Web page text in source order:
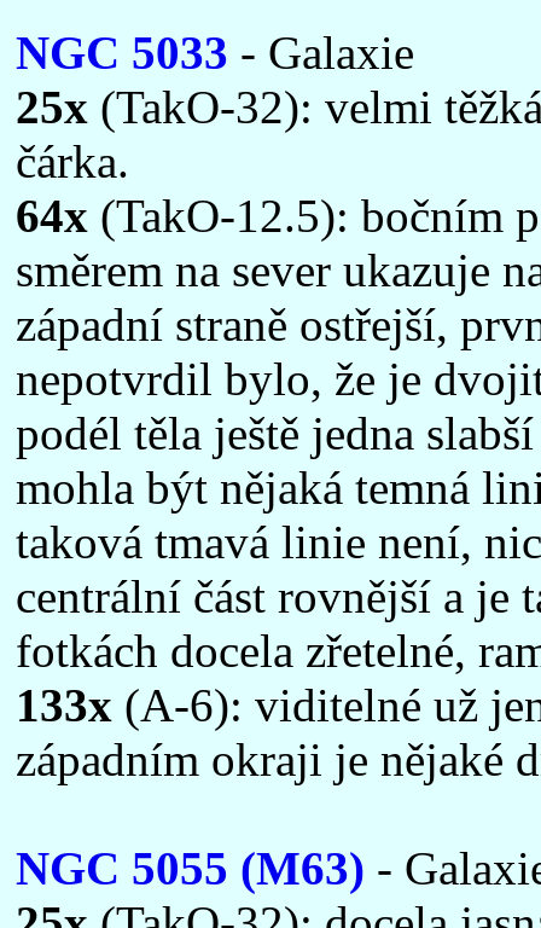
NGC 5033 - Galaxie
25x (TakO-32): velmi
čárka.
64x (TakO-12.5): bočním
směrem na sever ukazuje
západní straně ostřejší,
nepotvrdil bylo, že je
podél těla ještě jedna
mohla být nějaká temná
taková tmavá linie není,
centrální část rovnější a je
fotkách docela zřetelné,
133x (A-6): viditelné už
západním okraji je nějaké
NGC 5055 (M63) -